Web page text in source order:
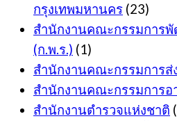
กรุงเทพมหานคร (23)
สำนักงานคณะกรรมการ
(ก.พ.ร.) (1)
สำนักงานคณะกรรมการส่
สำนักงานคณะกรรมการอ
สำนักงานตำรวจแห่งชาติ